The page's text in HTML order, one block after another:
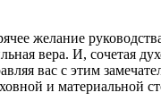
желание
вера. И, сочетая
вас с этим
и материальной